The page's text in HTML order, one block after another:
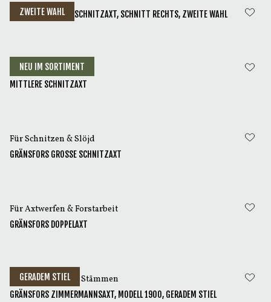
ZWEITE WAHL
GRÄNSFORS KLEINE SCHNITZAXT, SCHNITT RECHTS, ZWEITE WAHL
NEU IM SORTIMENT
Für Schnitzen & Slöjd
MITTLERE SCHNITZAXT
Für Schnitzen & Slöjd
GRÄNSFORS GROSSE SCHNITZAXT
Für Axtwerfen & Forstarbeit
GRÄNSFORS DOPPELAXT
GERADEM STIEL
Zum Behauen von Stämmen
GRÄNSFORS ZIMMERMANNSAXT, MODELL 1900, GERADEM STIEL